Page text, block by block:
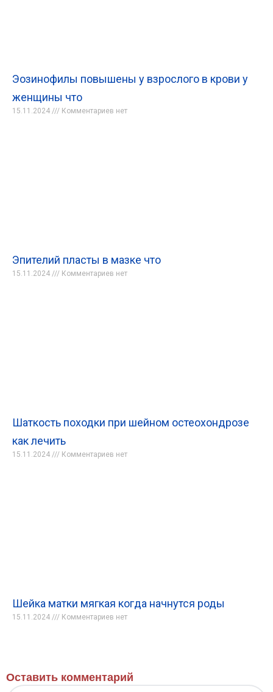
Эозинофилы повышены у взрослого в крови у
женщины что
15.11.2024 Комментариев нет
Эпителий пласты в мазке что
15.11.2024 Комментариев нет
Шаткость походки при шейном остеохондрозе
как лечить
15.11.2024 Комментариев нет
Шейка матки мягкая когда начнутся роды
15.11.2024 Комментариев нет
Оставить комментарий